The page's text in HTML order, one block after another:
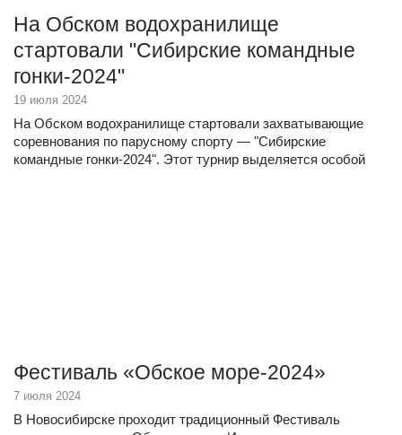
На Обском водохранилище
стартовали "Сибирские командные
гонки-2024"
19 июля 2024
На Обском водохранилище стартовали захватывающие
соревнования по парусному спорту — "Сибирские
командные гонки-2024". Этот турнир выделяется особой
Фестиваль «Обское море-2024»
7 июля 2024
В Новосибирске проходит традиционный Фестиваль